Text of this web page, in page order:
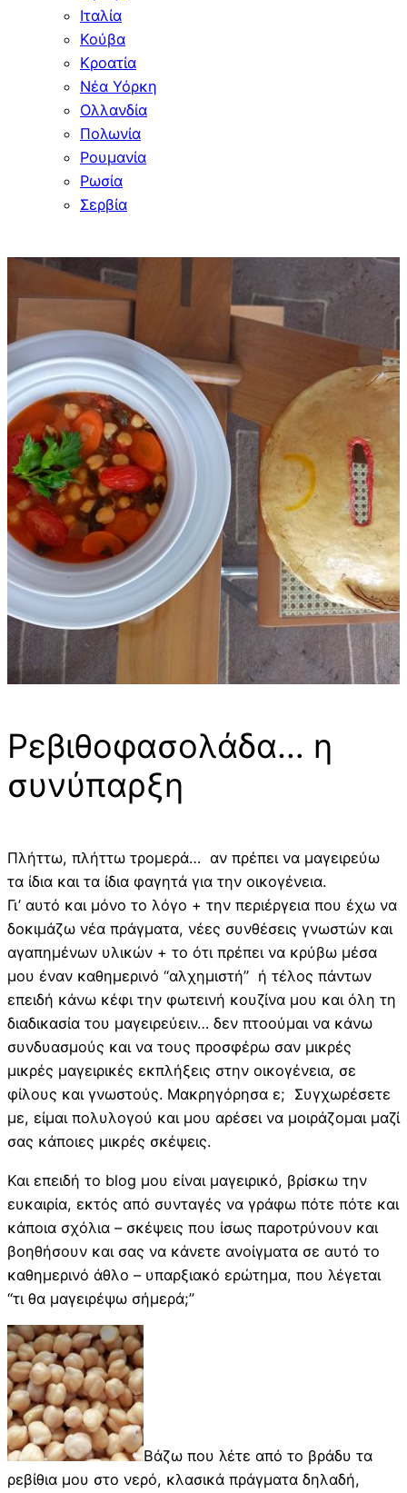
Ιταλία
Κούβα
Κροατία
Νέα Υόρκη
Ολλανδία
Πολωνία
Ρουμανία
Ρωσία
Σερβία
Ρεβιθοφασολάδα… η
συνύπαρξη
Πλήττω, πλήττω τρομερά… αν πρέπει να μαγειρεύω
τα ίδια και τα ίδια φαγητά για την οικογένεια.
Γι’ αυτό και μόνο το λόγο + την περιέργεια που έχω να
δοκιμάζω νέα πράγματα, νέες συνθέσεις γνωστών και
αγαπημένων υλικών + το ότι πρέπει να κρύβω μέσα
μου έναν καθημερινό “αλχημιστή” ή τέλος πάντων
επειδή κάνω κέφι την φωτεινή κουζίνα μου και όλη τη
διαδικασία του μαγειρεύειν… δεν πτοούμαι να κάνω
συνδυασμούς και να τους προσφέρω σαν μικρές
μικρές μαγειρικές εκπλήξεις στην οικογένεια, σε
φίλους και γνωστούς. Μακρηγόρησα ε; Συγχωρέσετε
με, είμαι πολυλογού και μου αρέσει να μοιράζομαι μαζί
σας κάποιες μικρές σκέψεις.
Και επειδή το blog μου είναι μαγειρικό, βρίσκω την
ευκαιρία, εκτός από συνταγές να γράφω πότε πότε και
κάποια σχόλια – σκέψεις που ίσως παροτρύνουν και
βοηθήσουν και σας να κάνετε ανοίγματα σε αυτό το
καθημερινό άθλο – υπαρξιακό ερώτημα, που λέγεται
“τι θα μαγειρέψω σήμερά;”
Βάζω που λέτε από το βράδυ τα
ρεβίθια μου στο νερό, κλασικά πράγματα δηλαδή,